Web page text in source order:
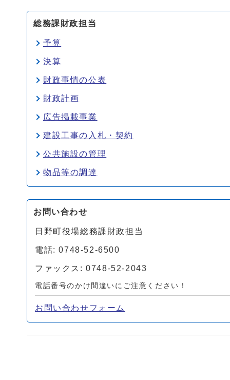
総務課財政担当
予算
決算
財政事情の公表
財政計画
広告掲載事業
建設工事の入札・契約
公共施設の管理
物品等の調達
お問い合わせ
日野町役場総務課財政担当
電話: 0748-52-6500
ファックス: 0748-52-2043
電話番号のかけ間違いにご注意ください！
お問い合わせフォーム